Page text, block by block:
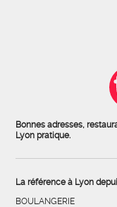
Bonnes adresses,
Lyon pratique.
La référence à Lyon
BOULANGERIE